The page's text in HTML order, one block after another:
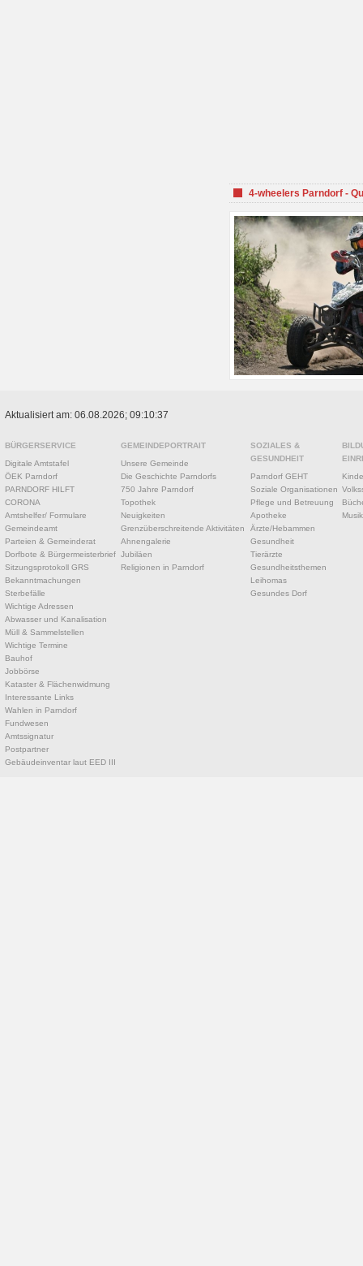
4-wheelers Parndorf -
Aktualisiert am: 06.08.2026; 09:10:37
BÜRGERSERVICE
Digitale Amtstafel
ÖEK Parndorf
PARNDORF HILFT
CORONA
Amtshelfer/ Formulare
Gemeindeamt
Parteien & Gemeinderat
Dorfbote & Bürgermeisterbrief
Sitzungsprotokoll GRS
Bekanntmachungen
Sterbefälle
Wichtige Adressen
Abwasser und Kanalisation
Müll & Sammelstellen
Wichtige Termine
Bauhof
Jobbörse
Kataster & Flächenwidmung
Interessante Links
Wahlen in Parndorf
Fundwesen
Amtssignatur
Postpartner
Gebäudeinventar laut EED III
GEMEINDEPORTRAIT
Unsere Gemeinde
Die Geschichte Parndorfs
750 Jahre Parndorf
Topothek
Neuigkeiten
Grenzüberschreitende Aktivitäten
Ahnengalerie
Jubiläen
Religionen in Parndorf
SOZIALES &
GESUNDHEIT
Parndorf GEHT
Soziale Organisationen
Pflege und Betreuung
Apotheke
Ärzte/Hebammen
Gesundheit
Tierärzte
Gesundheitsthemen
Leihomas
Gesundes Dorf